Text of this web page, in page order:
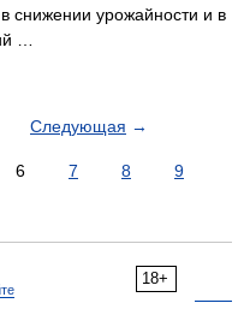
урожайности и в
…
Следующая →
6 7 8
9
18+